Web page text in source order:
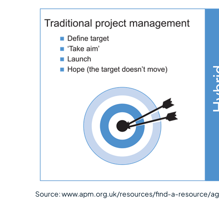
Source: www.apm.org.uk/resources/find-a-resource/